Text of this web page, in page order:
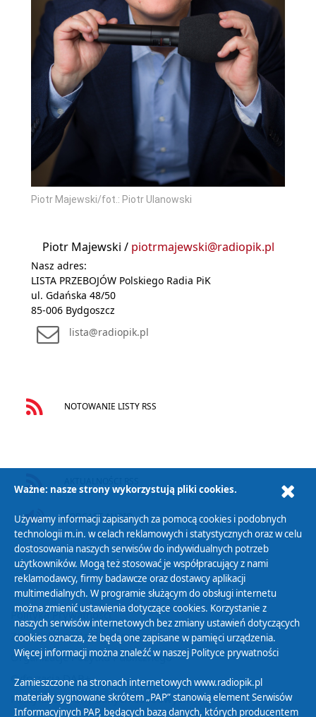
Piotr Majewski/fot.: Piotr Ulanowski
Piotr Majewski / piotrmajewski@radiopik.pl
Nasz adres:
LISTA PRZEBOJÓW Polskiego Radia PiK
ul. Gdańska 48/50
85-006 Bydgoszcz
lista@radiopik.pl
NOTOWANIE LISTY RSS
PODCAST AUDIO
Polityka Prywatności
Zasady korzystania z Serwisu
Organizacje Pożytku Publicznego
Cyfryzacja DAB+
Polityka ochrony danych osobowych
Ważne: nasze strony wykorzystują pliki cookies.
Używamy informacji zapisanych za pomocą cookies i podobnych
technologii m.in. w celach reklamowych i statystycznych oraz w celu
dostosowania naszych serwisów do indywidualnych potrzeb
użytkowników. Mogą też stosować je współpracujący z nami
reklamodawcy, firmy badawcze oraz dostawcy aplikacji
multimedialnych. W programie służącym do obsługi internetu
można zmienić ustawienia dotyczące cookies. Korzystanie z
naszych serwisów internetowych bez zmiany ustawień dotyczących
cookies oznacza, że będą one zapisane w pamięci urządzenia.
Więcej informacji można znaleźć w naszej Polityce prywatności
Zamieszczone na stronach internetowych www.radiopik.pl
materiały sygnowane skrótem „PAP” stanowią element Serwisów
Informacyjnych PAP, będących bazą danych, których producentem